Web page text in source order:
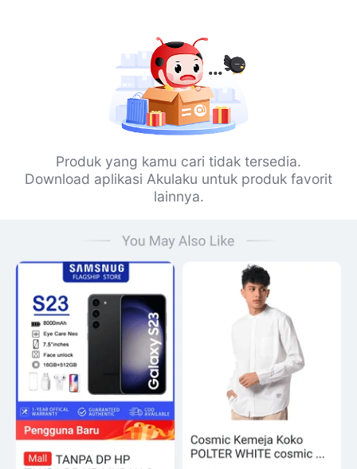
Produk yang kamu cari tidak tersedia.
Download aplikasi Akulaku untuk produk favorit
lainnya.